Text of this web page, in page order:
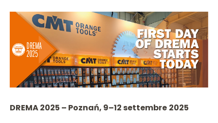
DREMA 2025 – Poznań, 9–12 settembre 2025